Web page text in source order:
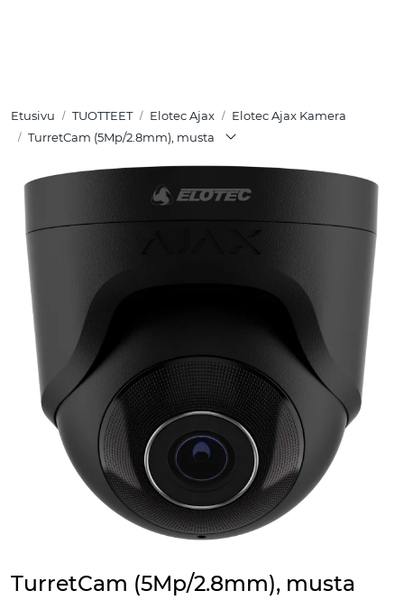
Etusivu TUOTTEET Elotec Ajax
Elotec Ajax Kamera
TurretCam (5Mp/2.8mm), musta
TurretCam (5Mp/2.8mm), musta
RATKAISUT
MEISTÄ
YHTEYSTIEDOT
VERKKOKAUPPA